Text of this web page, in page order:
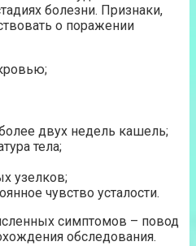
болезни. Признаки,
о поражении
двух недель кашель;
тела;
узелков;
чувство усталости.
симптомов – повод
обследования.